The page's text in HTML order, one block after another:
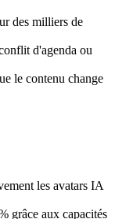
des milliers de
d'agenda ou
le contenu change
les avatars IA
grâce aux capacités